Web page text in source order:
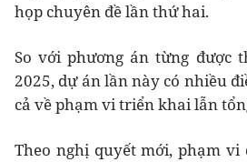
họp chuyên đề lần thứ hai.
So với phương án từng được
2025, dự án lần này có nhiều
cả về phạm vi triển khai lẫn
Theo nghị quyết mới, phạm